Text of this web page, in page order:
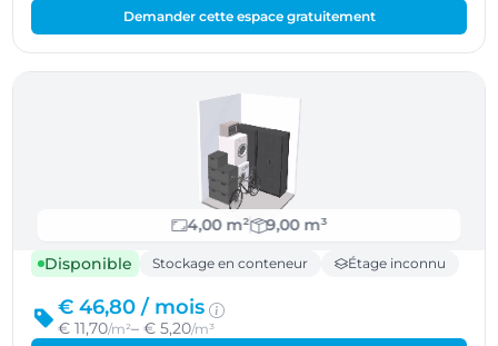
Demander cette espace gratuitement
4,00 m²
9,00 m³
Disponible
Stockage en conteneur Étage inconnu
€ 46,80 / mois
€ 11,70/m²– € 5,20/m³